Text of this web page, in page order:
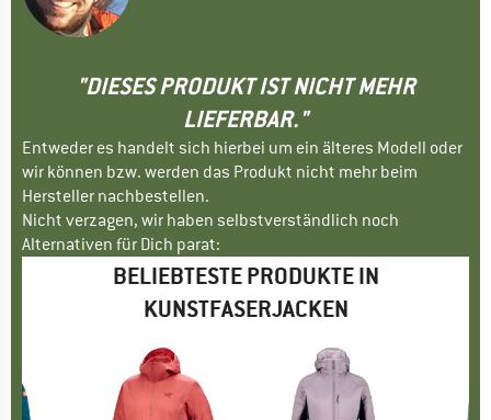
"DIESES PRODUKT IST NICHT MEHR
LIEFERBAR."
Entweder es handelt sich hierbei um ein älteres Modell oder
wir können bzw. werden das Produkt nicht mehr beim
Hersteller nachbestellen.
Nicht verzagen, wir haben selbstverständlich noch
Alternativen für Dich parat:
BELIEBTESTE PRODUKTE IN
KUNSTFASERJACKEN